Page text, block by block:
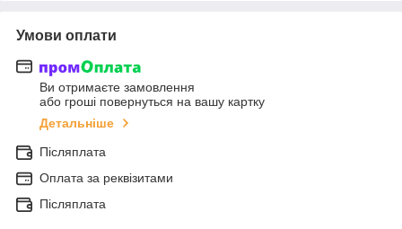
Умови оплати
Ви отримаєте замовлення
або гроші повернуться на вашу картку
Детальніше
Післяплата
Оплата за реквізитами
Післяплата